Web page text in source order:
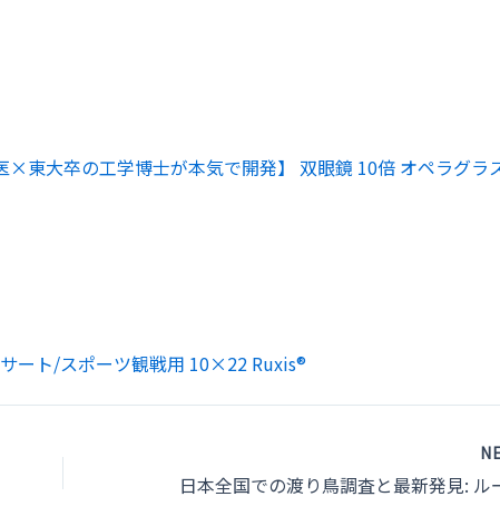
×東大卒の工学博士が本気で開発】 双眼鏡 10倍 オペラグラ
ート/スポーツ観戦用 10×22 Ruxis®